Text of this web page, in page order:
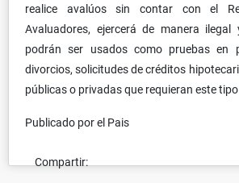
realice avalúos sin contar con el
Avaluadores, ejercerá de manera
podrán ser usados como pruebas en
divorcios, solicitudes de créditos
públicas o privadas que requieran este
Publicado por el Pais
Compartir: